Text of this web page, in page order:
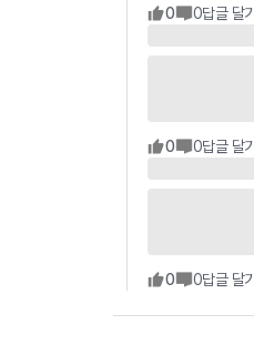
0 0답글 달기
0 0답글 달기
0 0답글 달기